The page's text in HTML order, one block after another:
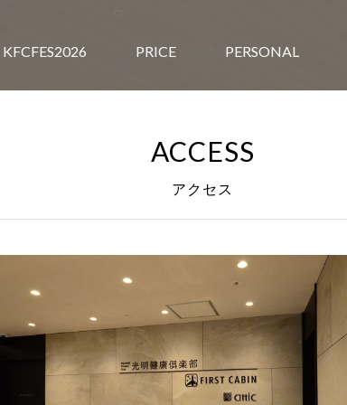
KFCFES2026 PRICE PERSONAL
ACCESS
アクセス